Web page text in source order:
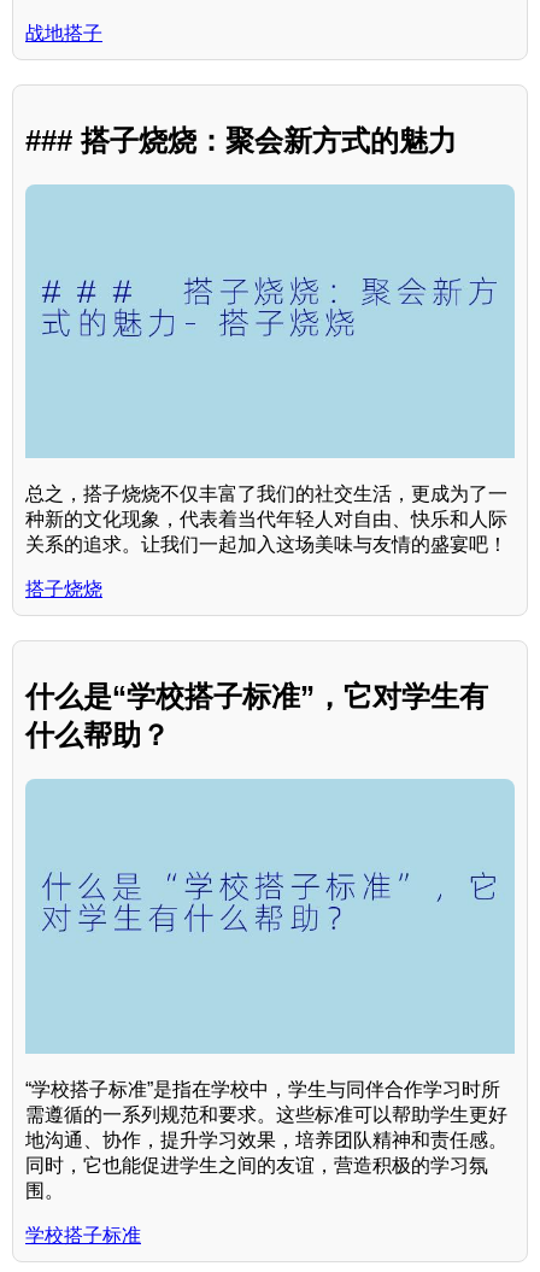
战地搭子
### 搭子烧烧：聚会新方式的魅力
总之，搭子烧烧不仅丰富了我们的社交生活，更成为了一
种新的文化现象，代表着当代年轻人对自由、快乐和人际
关系的追求。让我们一起加入这场美味与友情的盛宴吧！
搭子烧烧
什么是“学校搭子标准”，它对学生有
什么帮助？
“学校搭子标准”是指在学校中，学生与同伴合作学习时所
需遵循的一系列规范和要求。这些标准可以帮助学生更好
地沟通、协作，提升学习效果，培养团队精神和责任感。
同时，它也能促进学生之间的友谊，营造积极的学习氛
围。
学校搭子标准